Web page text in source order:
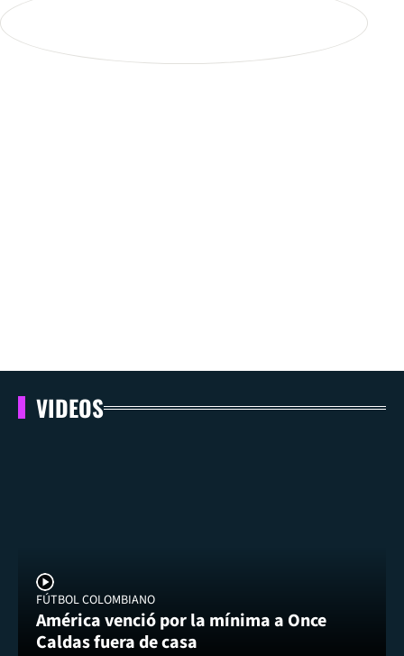
VIDEOS
FÚTBOL COLOMBIANO
América venció por la mínima a Once
Caldas fuera de casa